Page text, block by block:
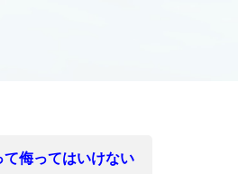
侮ってはいけない